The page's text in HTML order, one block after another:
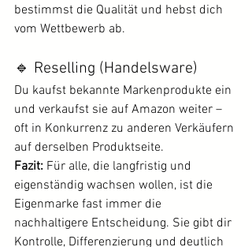
bestimmst die Qualität und hebst dich
vom Wettbewerb ab.
🔹 Reselling (Handelsware)
Du kaufst bekannte Markenprodukte ein
und verkaufst sie auf Amazon weiter –
oft in Konkurrenz zu anderen Verkäufern
auf derselben Produktseite.
Fazit: Für alle, die langfristig und
eigenständig wachsen wollen, ist die
Eigenmarke fast immer die
nachhaltigere Entscheidung. Sie gibt dir
Kontrolle, Differenzierung und deutlich